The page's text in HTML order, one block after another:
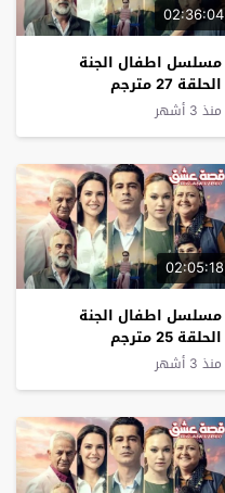
02:36:04
مسلسل اطفال الجنة
الحلقة 27 مترجم
منذ 3 أشهر
02:05:18
مسلسل اطفال الجنة
الحلقة 25 مترجم
منذ 3 أشهر